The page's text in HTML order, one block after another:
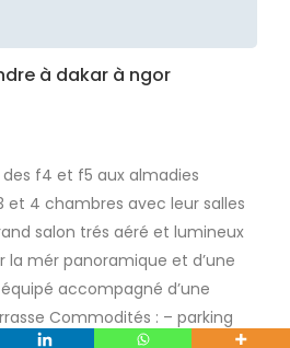
à dakar à ngor
f4 et f5 aux almadies
et 4 chambres avec leur salles
salon trés aéré et lumineux
la mér panoramique et d’une
accompagné d’une
Commodités : – parking